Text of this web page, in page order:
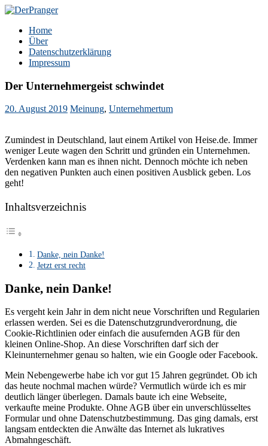
Zum
springen
DerPranger
Finanzen, Freiheit, Prangerei
Home
Über
Datenschutzerklärung
Impressum
Der Unternehmergeist schwindet
20. August 2019 Meinung, Unternehmertum
Zumindest in Deutschland, laut einem Artikel von Heise.de. Immer
weniger Leute wagen den Schritt und gründen ein Unternehmen.
Verdenken kann man es ihnen nicht. Dennoch möchte ich neben
den negativen Punkten auch einen positiven Ausblick geben. Los
geht!
Inhaltsverzeichnis
Danke, nein Danke!
Jetzt erst recht
Danke, nein Danke!
Es vergeht kein Jahr in dem nicht neue Vorschriften und Regularien
erlassen werden. Sei es die Datenschutzgrundverordnung, die
Cookie-Richtlinien oder einfach die ausufernden AGB für den
kleinen Online-Shop. An diese Vorschriften darf sich der
Kleinunternehmer genau so halten, wie ein Google oder Facebook.
Mein Nebengewerbe habe ich vor gut 15 Jahren gegründet. Ob ich
das heute nochmal machen würde? Vermutlich würde ich es mir
deutlich länger überlegen. Damals baute ich eine Webseite,
verkaufte meine Produkte. Ohne AGB über ein unverschlüsseltes
Formular und ohne Datenschutzbestimmung. Das ging damals, erst
langsam entdeckten die Anwälte das Internet als lukratives
Abmahngeschäft.